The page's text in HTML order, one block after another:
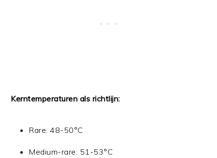
Kerntemperaturen als richtlijn:
Rare: 48-50°C
Medium-rare: 51-53°C